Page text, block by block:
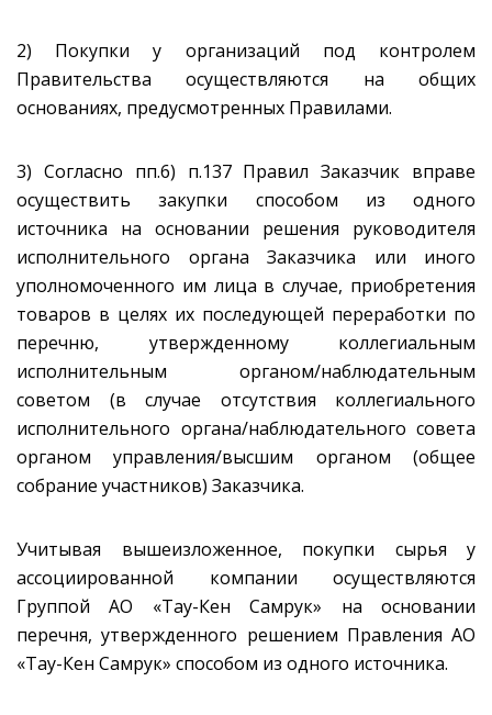
2) Покупки у организаций под контролем
Правительства осуществляются на общих
основаниях, предусмотренных Правилами.
3) Согласно пп.6) п.137 Правил Заказчик вправе
осуществить закупки способом из одного
источника на основании решения руководителя
исполнительного органа Заказчика или иного
уполномоченного им лица в случае, приобретения
товаров в целях их последующей переработки по
перечню, утвержденному коллегиальным
исполнительным органом/наблюдательным
советом (в случае отсутствия коллегиального
исполнительного органа/наблюдательного совета
органом управления/высшим органом (общее
собрание участников) Заказчика.
Учитывая вышеизложенное, покупки сырья у
ассоциированной компании осуществляются
Группой АО «Тау-Кен Самрук» на основании
перечня, утвержденного решением Правления АО
«Тау-Кен Самрук» способом из одного источника.